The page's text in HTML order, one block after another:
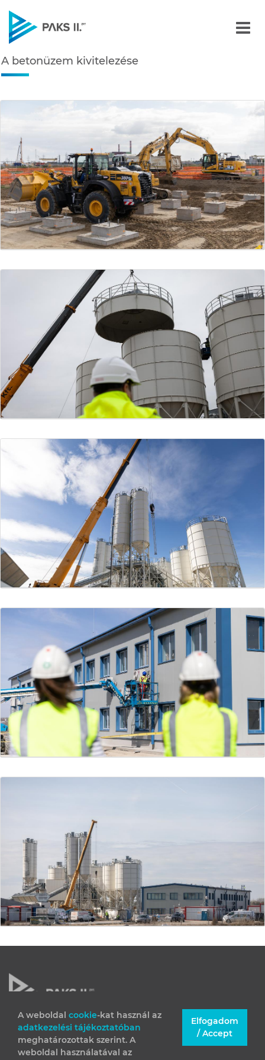
A weboldal cookie-kat használ az
adatkezelési tájékoztatóban
meghatározottak szerint. A
weboldal használatával az
Elfogadom
/ Accept
Navigáció
A betonüzem
A betonüzem kivitelezése
JOGI INFORMÁCIÓK
IMPRESSZUM